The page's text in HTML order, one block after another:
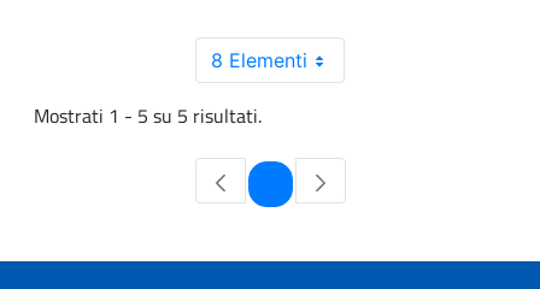
8 Elementi
Mostrati 1 - 5 su 5 risultati.
Pagina